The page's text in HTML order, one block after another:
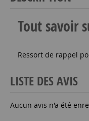
Tout savoir
Ressort de rappel
LISTE DES AVIS
Aucun avis n'a été